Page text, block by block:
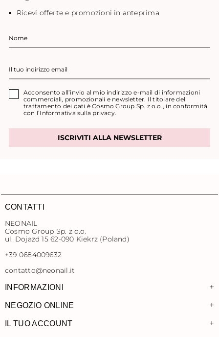
Ricevi offerte e promozioni in anteprima
Acconsento all’invio al mio indirizzo e-mail di informazioni
commerciali, promozionali e newsletter. Il titolare del
trattamento dei dati è Cosmo Group Sp. z o.o., in conformità
con l’Informativa sulla privacy.
ISCRIVITI ALLA NEWSLETTER
CONTATTI
NEONAIL
Cosmo Group Sp. z o.o.
ul. Dojazd 15 62-090 Kiekrz (Poland)
+39 0684009632
contatto@neonail.it
INFORMAZIONI +
NEGOZIO ONLINE +
IL TUO ACCOUNT +